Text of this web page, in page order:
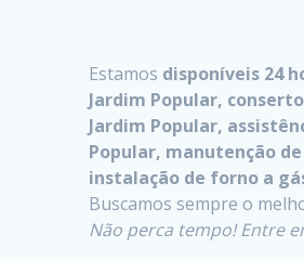
Estamos disponíveis 24
Jardim Popular,
Jardim Popular,
Popular, manutenção
instalação de forno a
Buscamos sempre o
Não perca tempo! Entre